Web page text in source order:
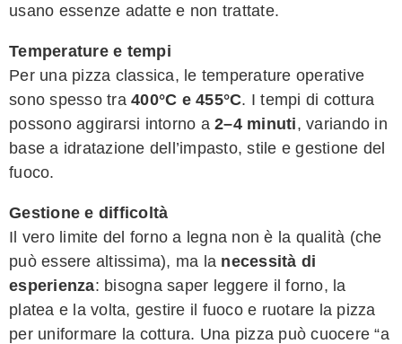
usano essenze adatte e non trattate.
Temperature e tempi
Per una pizza classica, le temperature operative
sono spesso tra 400°C e 455°C. I tempi di cottura
possono aggirarsi intorno a 2–4 minuti, variando in
base a idratazione dell’impasto, stile e gestione del
fuoco.
Gestione e difficoltà
Il vero limite del forno a legna non è la qualità (che
può essere altissima), ma la necessità di
esperienza: bisogna saper leggere il forno, la
platea e la volta, gestire il fuoco e ruotare la pizza
per uniformare la cottura. Una pizza può cuocere “a